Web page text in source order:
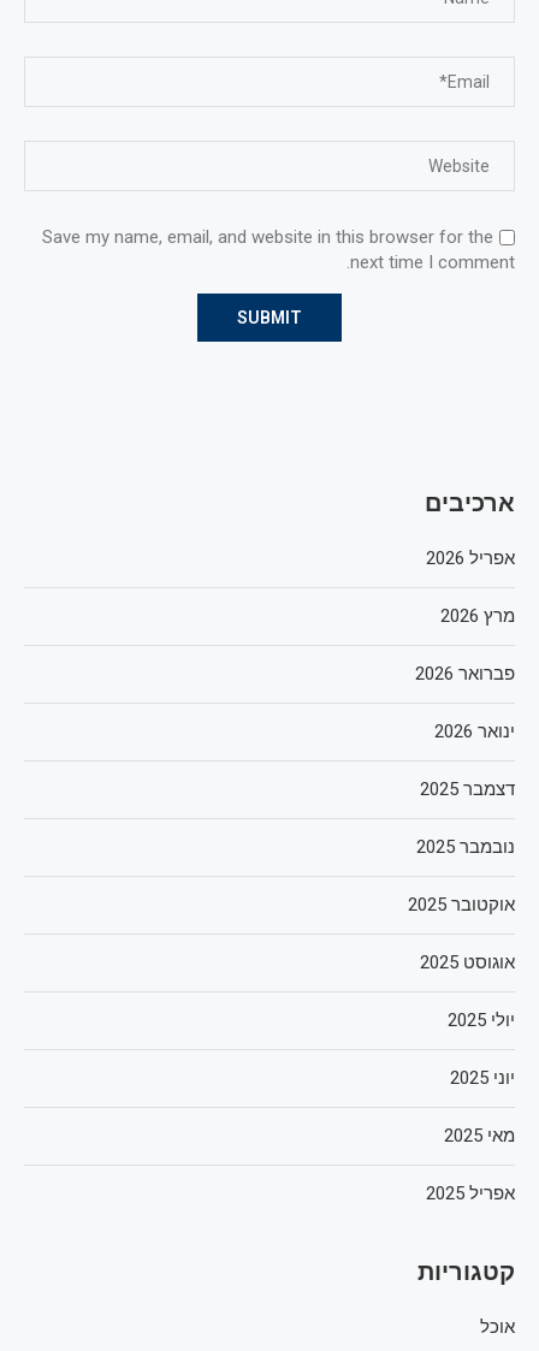
Save my name, email, and website in this browser for the
next time I comment.
ארכיבים
אפריל 2026
מרץ 2026
פברואר 2026
ינואר 2026
דצמבר 2025
נובמבר 2025
אוקטובר 2025
אוגוסט 2025
יולי 2025
יוני 2025
מאי 2025
אפריל 2025
קטגוריות
אוכל